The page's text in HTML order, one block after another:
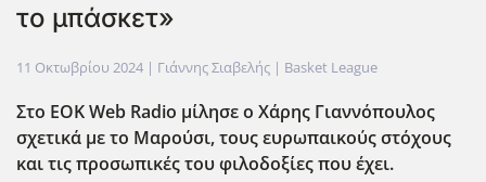
το μπάσκετ»
11 Οκτωβρίου 2024 | Γιάννης Σιαβελής | Basket League
Στο EOK Web Radio μίλησε ο Χάρης Γιαννόπουλος
σχετικά με το Μαρούσι, τους ευρωπαικούς στόχους
και τις προσωπικές του φιλοδοξίες που έχει.